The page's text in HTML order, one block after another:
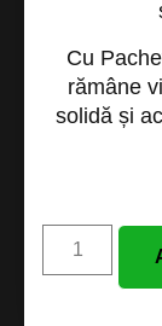
Cu
rămâne
solidă și